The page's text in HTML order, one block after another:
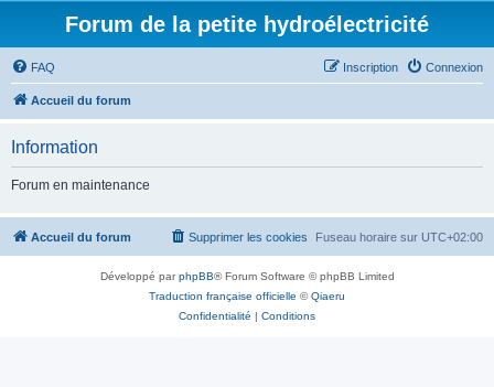
Forum de la petite hydroélectricité
FAQ Connexion
Inscription
Accueil du forum
Information
Forum en maintenance
Accueil du forum Fuseau horaire sur UTC+02:00
Supprimer les cookies
Développé parphpBB® Forum Software © phpBB Limited
Traduction française officielle ©Qiaeru
Confidentialité | Conditions